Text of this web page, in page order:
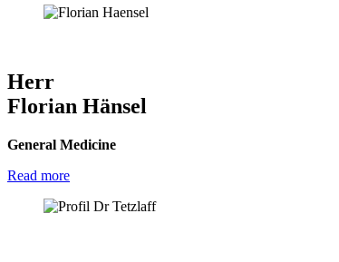
Herr
Florian Hänsel
General Medicine
Read more